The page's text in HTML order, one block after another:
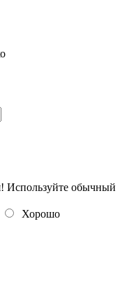
Используйте обычный
Хорошо